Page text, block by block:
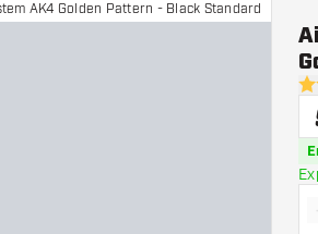
AK4 Golden Pattern - Black Standard
5